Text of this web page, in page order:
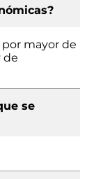
por mayor de
de
se